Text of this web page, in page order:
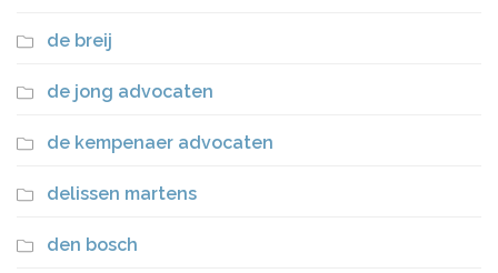
de breij
de jong advocaten
de kempenaer advocaten
delissen martens
den bosch